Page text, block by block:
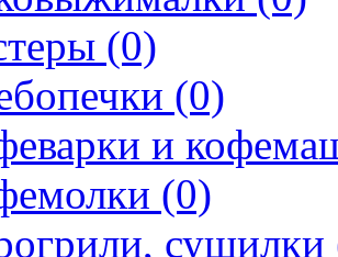
(0)
(0)
и
(0)
сушилки